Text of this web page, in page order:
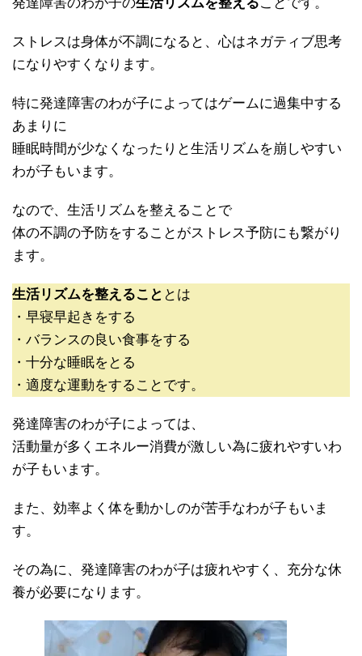
ストレスは身体が不調になると、心はネガティブ思考
になりやすくなります。
特に発達障害のわが子によってはゲームに過集中する
あまりに
睡眠時間が少なくなったりと生活リズムを崩しやすい
わが子もいます。
なので、生活リズムを整えることで
体の不調の予防をすることがストレス予防にも繋がり
ます。
生活リズムを整えること とは
・早寝早起きをする
・バランスの良い食事をする
・十分な睡眠をとる
・適度な運動をすることです。
発達障害のわが子によっては、
活動量が多くエネルー消費が激しい為に疲れやすいわ
が子もいます。
また、効率よく体を動かしのが苦手なわが子もいま
す。
その為に、発達障害のわが子は疲れやすく、充分な休
養が必要になります。